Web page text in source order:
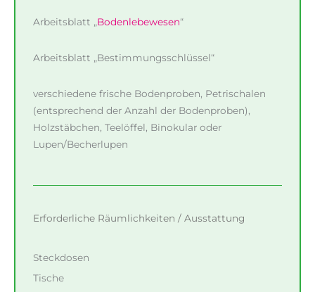
Arbeitsblatt „Bodenlebewesen“
Arbeitsblatt „Bestimmungsschlüssel“
verschiedene frische Bodenproben, Petrischalen
(entsprechend der Anzahl der Bodenproben),
Holzstäbchen, Teelöffel, Binokular oder
Lupen/Becherlupen
Erforderliche Räumlichkeiten / Ausstattung
Steckdosen
Tische